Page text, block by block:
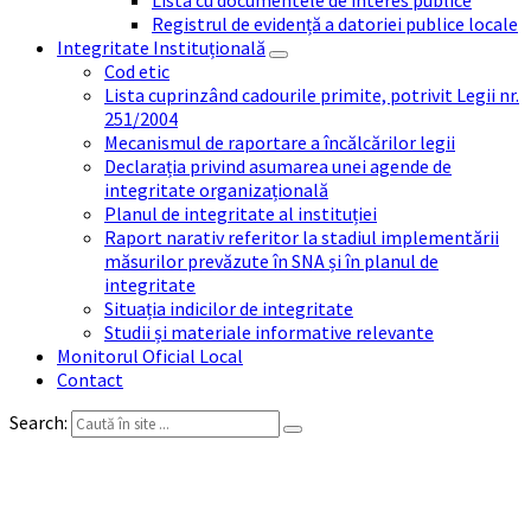
Registrul de evidență a datoriei publice locale
Integritate Instituțională
Cod etic
Lista cuprinzând cadourile primite, potrivit Legii nr.
251/2004
Mecanismul de raportare a încălcărilor legii
Declarația privind asumarea unei agende de
integritate organizațională
Planul de integritate al instituției
Raport narativ referitor la stadiul implementării
măsurilor prevăzute în SNA și în planul de
integritate
Situația indicilor de integritate
Studii și materiale informative relevante
Monitorul Oficial Local
Contact
Search: